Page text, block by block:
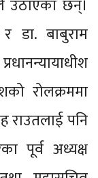
उठाएका छन्।
डा. बाबुराम
रोलक्रममा
राउतलाई पनि
पूर्व अध्यक्ष